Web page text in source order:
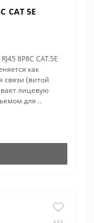
CAT 5E
8P8C CAT.5E
как
связи (витой
лицевую
для ..